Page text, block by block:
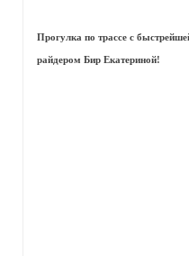
Прогулка по трассе с
райдером Бир Екатериной!